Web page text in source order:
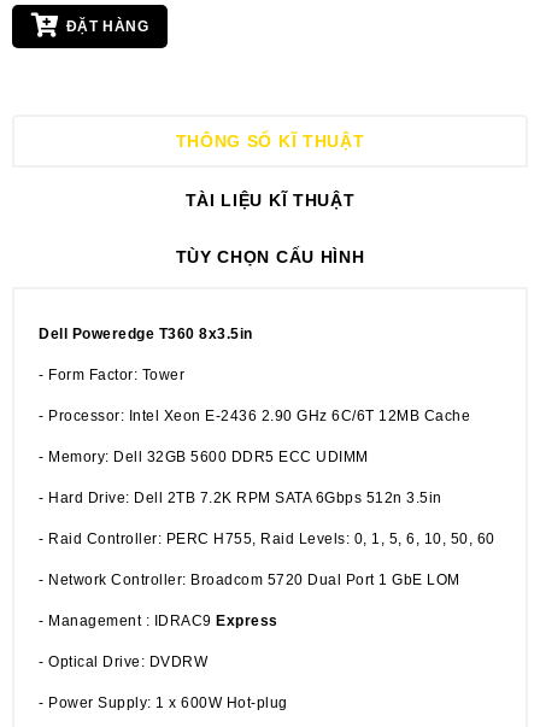
ĐẶT HÀNG
THÔNG SỐ KĨ THUẬT
TÀI LIỆU KĨ THUẬT
TÙY CHỌN CẤU HÌNH
Dell Poweredge T360 8x3.5in
- Form Factor: Tower
- Processor: Intel Xeon E-2436 2.90 GHz 6C/6T 12MB Cache
- Memory: Dell 32GB 5600 DDR5 ECC UDIMM
- Hard Drive: Dell 2TB 7.2K RPM SATA 6Gbps 512n 3.5in
- Raid Controller: PERC H755, Raid Levels: 0, 1, 5, 6, 10, 50, 60
- Network Controller: Broadcom 5720 Dual Port 1 GbE LOM
- Management : IDRAC9 Express
- Optical Drive: DVDRW
- Power Supply: 1 x 600W Hot-plug